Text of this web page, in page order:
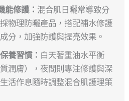
能修護： 混合肌日曬常導致分
物理防曬產品，搭配補水修護
分，加強防護與提亮效果。
養習慣： 白天著重油水平衡
質潤膚），夜間則專注修護與深
活作息隨時調整混合肌護理策